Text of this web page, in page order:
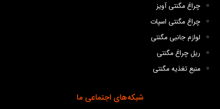
چراغ مگنتی آویز
چراغ مگنتی اسپات
لوازم جانبی مگنتی
ریل چراغ مگنتی
منبع تغذیه مگنتی
شبکه‌های اجتماعی ما